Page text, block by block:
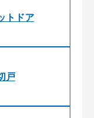
トドア
戸